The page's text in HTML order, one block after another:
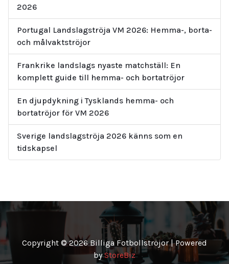
2026
Portugal Landslagströja VM 2026: Hemma-, borta-
och målvaktströjor
Frankrike landslags nyaste matchställ: En
komplett guide till hemma- och bortatröjor
En djupdykning i Tysklands hemma- och
bortatröjor för VM 2026
Sverige landslagströja 2026 känns som en
tidskapsel
Copyright © 2026 Billiga Fotbollströjor | Powered
byStoreBiz